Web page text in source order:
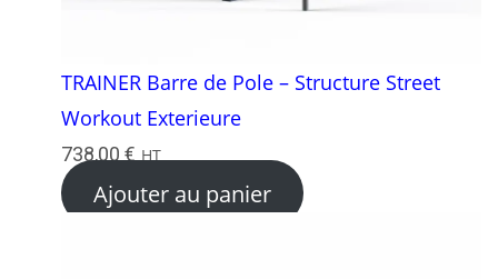
TRAINER Barre de Pole – Structure Street
Workout Exterieure
738,00 € HT
Ajouter au panier